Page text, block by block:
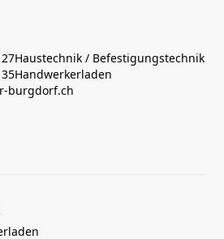
Haustechnik / Befestigungstechnik
Handwerkerladen
burgdorf.ch